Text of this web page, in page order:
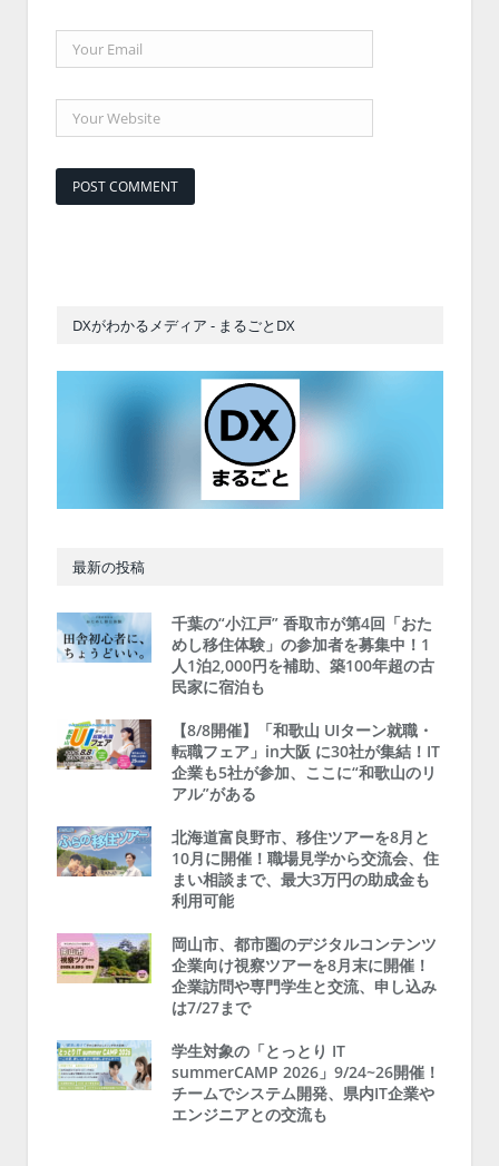
DXがわかるメディア - まるごとDX
最新の投稿
千葉の“小江戸” 香取市が第4回「おた
めし移住体験」の参加者を募集中！1
人1泊2,000円を補助、築100年超の古
民家に宿泊も
【8/8開催】「和歌山 UIターン就職・
転職フェア」in大阪 に30社が集結！IT
企業も5社が参加、ここに“和歌山のリ
アル”がある
北海道富良野市、移住ツアーを8月と
10月に開催！職場見学から交流会、住
まい相談まで、最大3万円の助成金も
利用可能
岡山市、都市圏のデジタルコンテンツ
企業向け視察ツアーを8月末に開催！
企業訪問や専門学生と交流、申し込み
は7/27まで
学生対象の「とっとり IT
summerCAMP 2026」9/24~26開催！
チームでシステム開発、県内IT企業や
エンジニアとの交流も